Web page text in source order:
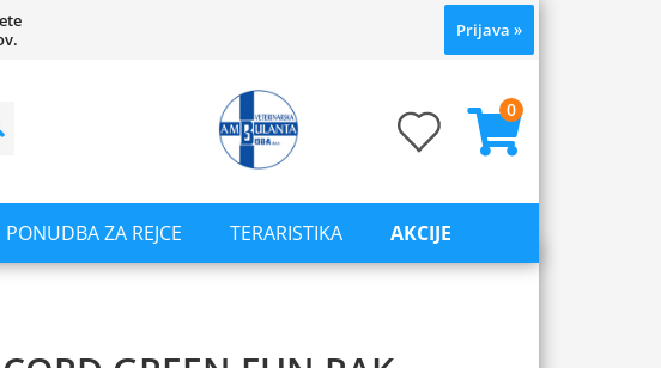
Prijava »
0
PONUDBA ZA REJCE TERARISTIKA AKCIJE